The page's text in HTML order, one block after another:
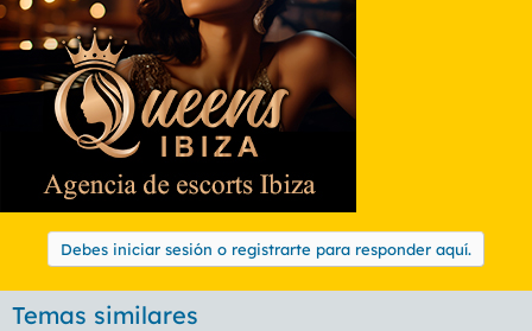
Debes iniciar sesión o registrarte para responder aquí.
Temas similares